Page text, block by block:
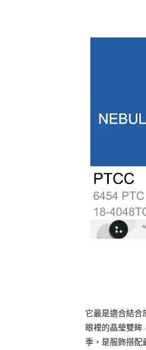
它最是適合結合
眼裡的晶瑩雙眸
季，是服飾搭配